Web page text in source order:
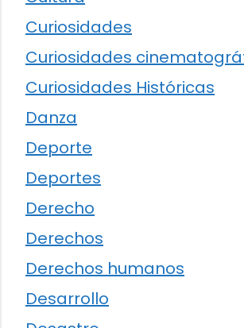
Curiosidades
Curiosidades
Curiosidades Históricas
Danza
Deporte
Deportes
Derecho
Derechos
Derechos humanos
Desarrollo